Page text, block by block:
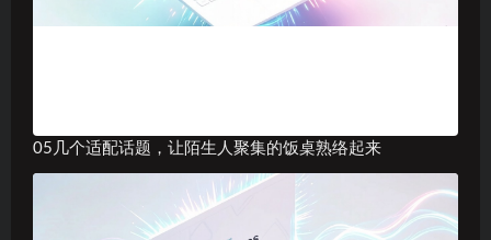
05几个适配话题，让陌生人聚集的饭桌熟络起来